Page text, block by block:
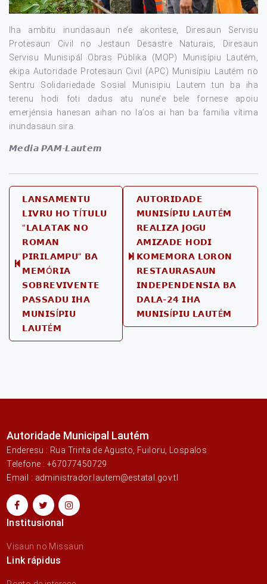
Iha ambitu inundasaun ne’e akontese, Diresaun Servisu
Protesaun Civil no Jestaun Desastre Naturais, Diresaun
Servisu Munisipál Obras Públika (MOP) Munisípiu Lautém,
ekipa Autoridade Protesaun Civil (APC) Munisípiu Lautém no
Sentru Solidariedade Sosial Munisipiu Lautem tun ba iha
terenu hodi foti dadus atu nune’e bele fornese apoiu
emerjénsia hanesan aihan no la’os ai han ba familia vítima
inundasaun sira.
𝙈𝙚𝙙𝙞𝙖 𝙋𝘼𝙈-𝙇𝙖𝙪𝙩𝙚𝙢
Post
navigation
Previous
post:
𝗟𝗔𝗡𝗦𝗔𝗠𝗘𝗡𝗧𝗨
𝗟𝗜𝗩𝗥𝗨 𝗛𝗢 𝗧Í𝗧𝗨𝗟𝗨
“𝗟𝗔𝗟𝗔𝗧𝗔𝗞 𝗡𝗢
𝗥𝗢𝗠𝗔𝗡
𝗣𝗜𝗥𝗜𝗟𝗔𝗠𝗣𝗨” 𝗕𝗔
𝗠𝗘𝗠Ó𝗥𝗜𝗔
𝗦𝗢𝗕𝗥𝗘𝗩𝗜𝗩𝗘𝗡𝗧𝗘
𝗣𝗔𝗦𝗦𝗔𝗗𝗨 𝗜𝗛𝗔
𝗠𝗨𝗡𝗜𝗦Í𝗣𝗜𝗨
𝗟𝗔𝗨𝗧É𝗠
Next
post:
𝗔𝗨𝗧𝗢𝗥𝗜𝗗𝗔𝗗𝗘
𝗠𝗨𝗡𝗜𝗦Í𝗣𝗜𝗨 𝗟𝗔𝗨𝗧É𝗠
𝗥𝗘𝗔𝗟𝗜𝗭𝗔 𝗝𝗢𝗚𝗨
𝗔𝗠𝗜𝗭𝗔𝗗𝗘 𝗛𝗢𝗗𝗜
𝗞𝗢𝗠𝗘𝗠𝗢𝗥𝗔 𝗟𝗢𝗥𝗢𝗡
𝗥𝗘𝗦𝗧𝗔𝗨𝗥𝗔𝗦𝗔𝗨𝗡
𝗜𝗡𝗗𝗘𝗣𝗘𝗡𝗗𝗘𝗡𝗦𝗜𝗔 𝗕𝗔
𝗗𝗔𝗟𝗔-𝟮𝟰 𝗜𝗛𝗔
𝗠𝗨𝗡𝗜𝗦Í𝗣𝗜𝗨 𝗟𝗔𝗨𝗧É𝗠
Autoridade Municipal Lautém
Enderesu : Rua Trinta de Agusto, Fuiloru, Lospalos
Telefone : +67077450729
Email : administrador.lautem@estatal.gov.tl
Institusional
Visaun no Missaun
Link rápidus